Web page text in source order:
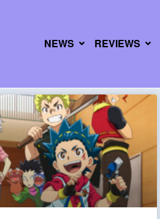
NEWS REVIEWS